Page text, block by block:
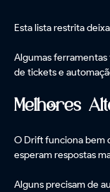
Esta lista restrita
Algumas ferramentas
de tickets e
Melhores
O Drift funciona bem
esperam respostas
Alguns precisam de